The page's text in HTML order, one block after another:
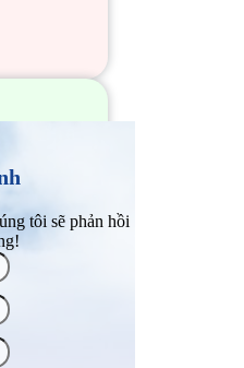
tôi sẽ phản hồi